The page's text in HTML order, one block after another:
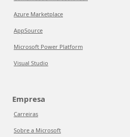
Azure Marketplace
AppSource
Microsoft Power Platform
Visual Studio
Empresa
Carreiras
Sobre a Microsoft